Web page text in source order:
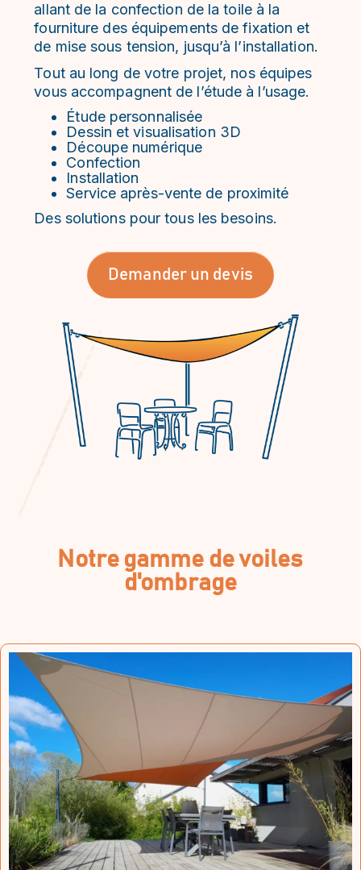
allant de la confection de la toile à la
fourniture des équipements de fixation et
de mise sous tension, jusqu’à l’installation.
Tout au long de votre projet, nos équipes
vous accompagnent de l’étude à l’usage.
Étude personnalisée
Dessin et visualisation 3D
Découpe numérique
Confection
Installation
Service après-vente de proximité
Des solutions pour tous les besoins.
Demander un devis
Notre gamme de voiles
d'ombrage